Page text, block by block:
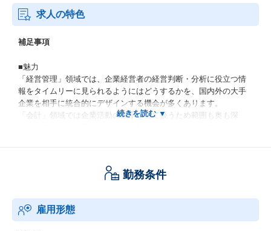
求人の特色
補足事項
■魅力
「経営管理」領域では、企業経営者の経営判断・分析に役立つ情
報をタイムリーに見られるようにはどうするかを、国内外の大手
企業を相手に統合的にデザインする機会が多くあります。
「会計」領域では企業活動の数字を全て扱うため範囲も奥も深
のか、検討すべき範囲は広く複数テーマを幅広く経験することが
つながるため必然的にお客様のカウンターパートは経営層が多く
なります。
常に複数のテーマが構想策定-要件定義-開発-導入定着と動いてい
勤務条件
雇用形態